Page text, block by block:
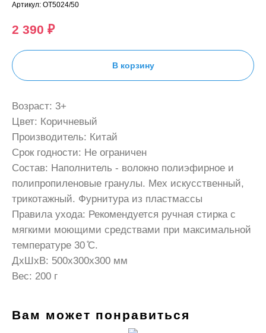
Артикул: OT5024/50
2 390 ₽
В корзину
Возраст: 3+
Цвет: Коричневый
Производитель: Китай
Срок годности: Не ограничен
Состав: Наполнитель - волокно полиэфирное и
полипропиленовые гранулы. Мех искусственный,
трикотажный. Фурнитура из пластмассы
Правила ухода: Рекомендуется ручная стирка с
мягкими моющими средствами при максимальной
температуре 30 ̊C.
ДxШxВ: 500x300x300 мм
Вес: 200 г
Вам может понравиться